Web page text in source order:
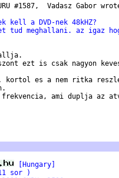
#1587,  Vadasz Gabor
kell a DVD-nek 48kHZ?
tud meghallani. az igaz
ezt is csak nagyon
kortol es a nem ritka
ami duplja az
[Hungary]
11 sor )